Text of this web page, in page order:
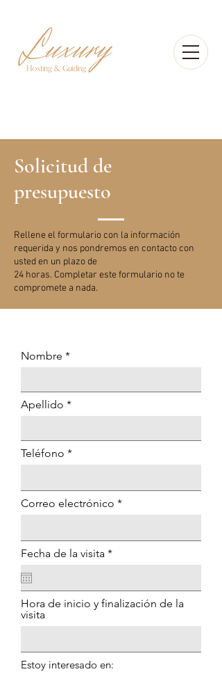
Solicitud de
presupuesto
Rellene el formulario con la información
requerida y nos pondremos en contacto con
usted en un plazo de
24 horas. Completar este formulario no te
compromete a nada.
Nombre
Apellido
Teléfono
Correo electrónico
Fecha de la visita *r
e
r
d
Hora de inicio y finalización de la
visita
Estoy interesado en: